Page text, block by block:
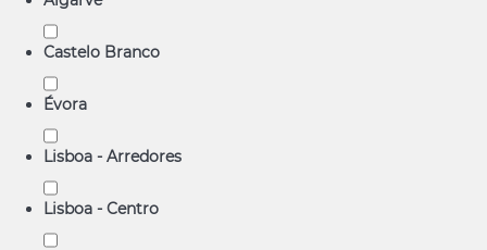
Castelo Branco
Évora
Lisboa - Arredores
Lisboa - Centro